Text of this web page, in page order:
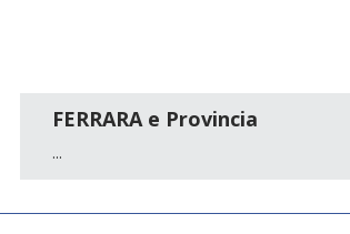
FERRARA e Provincia
...